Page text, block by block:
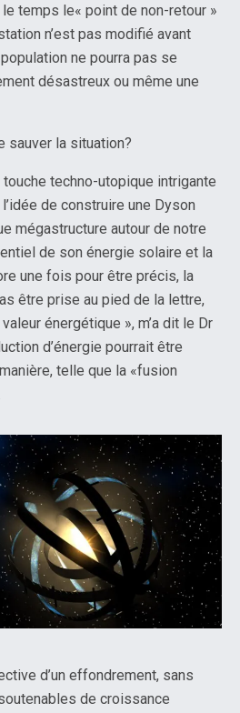
temps le« point de non-retour »
n’est pas modifié avant
ne pourra pas se
désastreux ou même une
sauver la situation?
techno-utopique intrigante
de construire une Dyson
mégastructure autour de notre
de son énergie solaire et la
une fois pour être précis, la
être prise au pied de la lettre,
énergétique », m’a dit le Dr
d’énergie pourrait être
telle que la «fusion
d’un effondrement, sans
de croissance